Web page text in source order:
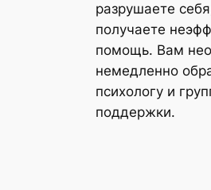
разрушаете
получаете
помощь. Вам
немедленно
психологу и
поддержки.